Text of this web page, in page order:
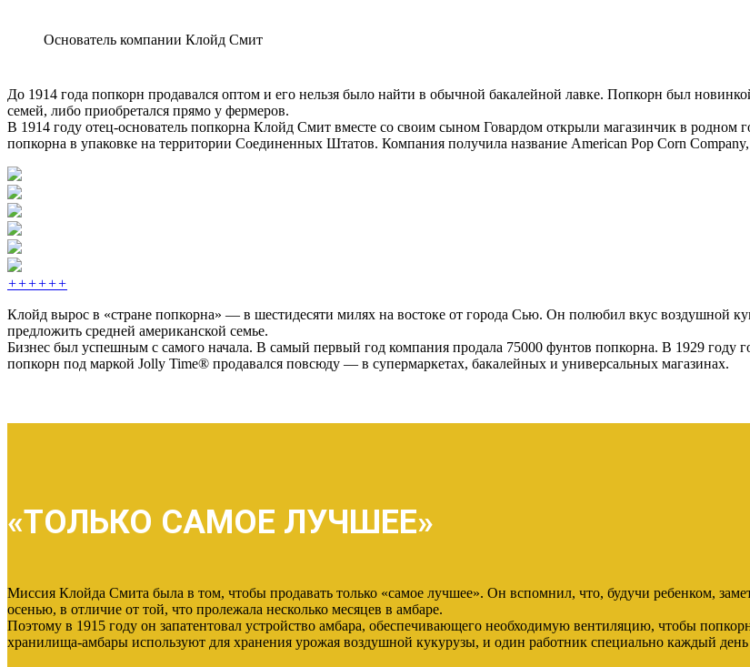
Основатель компании Клойд Смит
До 1914 года попкорн продавался оптом и его нельзя было найти в обычной бакалейной лавке. Попкорн был
семей, либо приобретался прямо у фермеров.
В 1914 году отец-основатель попкорна Клойд Смит вместе со своим сыном Говардом открыли магазинчик в
попкорна в упаковке на территории Соединенных Штатов. Компания получила название American Pop Corn
++++++
Клойд вырос в «стране попкорна» — в шестидесяти милях на востоке от города Сью. Он полюбил вкус воздушной
предложить средней американской семье.
Бизнес был успешным с самого начала. В самый первый год компания продала 75000 фунтов попкорна. В 1929
попкорн под маркой Jolly Time® продавался повсюду — в супермаркетах, бакалейных и универсальных магазинах.
«ТОЛЬКО САМОЕ ЛУЧШЕЕ»
Миссия Клойда Смита была в том, чтобы продавать только «самое лучшее». Он вспомнил, что, будучи ребенком,
осенью, в отличие от той, что пролежала несколько месяцев в амбаре.
Поэтому в 1915 году он запатентовал устройство амбара, обеспечивающего необходимую вентиляцию, чтобы
хранилища-амбары используют для хранения урожая воздушной кукурузы, и один работник специально каждый